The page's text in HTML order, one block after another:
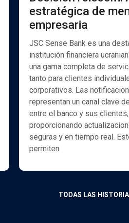
estratégica de
empresaria
JSC Sense Bank es una
institución financiera
una gama completa de
tanto para clientes
corporativos. Las
representan un canal clave
entre el banco y sus clientes,
proporcionando
seguras y en tiempo real.
permiten
TODAS LAS